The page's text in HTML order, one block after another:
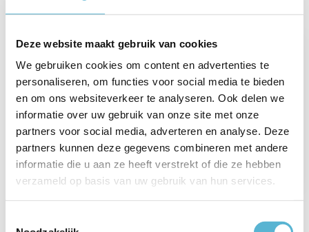
Deze website maakt gebruik van cookies
We gebruiken cookies om content en advertenties te
personaliseren, om functies voor social media te bieden
en om ons websiteverkeer te analyseren. Ook delen we
informatie over uw gebruik van onze site met onze
partners voor social media, adverteren en analyse. Deze
partners kunnen deze gegevens combineren met andere
informatie die u aan ze heeft verstrekt of die ze hebben
verzameld op basis van uw gebruik van hun services.
2 juni 2022
Lichtadvies
Lamponline en Lichtplaza bieden met een professioneel
lichtadvies een compleet verlichtingspakket voor uw
woning of bedrijf. Onze lich...
Lees meer
Tags